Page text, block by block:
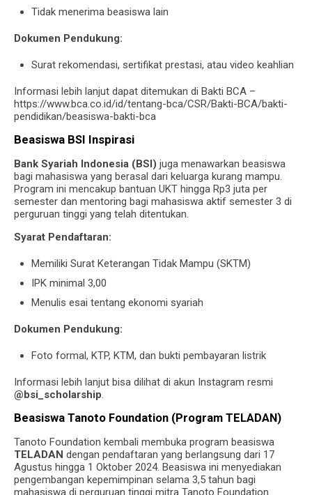
Tidak menerima beasiswa lain
Dokumen Pendukung:
Surat rekomendasi, sertifikat prestasi, atau video keahlian
Informasi lebih lanjut dapat ditemukan di Bakti BCA –
https://www.bca.co.id/id/tentang-bca/CSR/Bakti-BCA/bakti-
pendidikan/beasiswa-bakti-bca
Beasiswa BSI Inspirasi
Bank Syariah Indonesia (BSI) juga menawarkan beasiswa
bagi mahasiswa yang berasal dari keluarga kurang mampu.
Program ini mencakup bantuan UKT hingga Rp3 juta per
semester dan mentoring bagi mahasiswa aktif semester 3 di
perguruan tinggi yang telah ditentukan.
Syarat Pendaftaran:
Memiliki Surat Keterangan Tidak Mampu (SKTM)
IPK minimal 3,00
Menulis esai tentang ekonomi syariah
Dokumen Pendukung:
Foto formal, KTP, KTM, dan bukti pembayaran listrik
Informasi lebih lanjut bisa dilihat di akun Instagram resmi
@bsi_scholarship.
Beasiswa Tanoto Foundation (Program TELADAN)
Tanoto Foundation kembali membuka program beasiswa
TELADAN dengan pendaftaran yang berlangsung dari 17
Agustus hingga 1 Oktober 2024. Beasiswa ini menyediakan
pengembangan kepemimpinan selama 3,5 tahun bagi
mahasiswa di perguruan tinggi mitra Tanoto Foundation.